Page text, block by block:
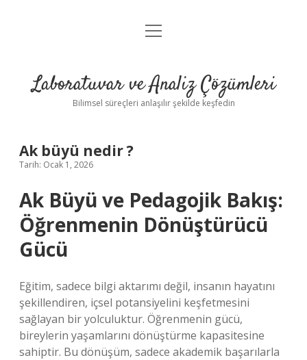
Anasayfa
Yasal Uyarı
menüyü
Laboratuvar ve Analiz Çözümleri
Bilimsel süreçleri anlaşılır şekilde keşfedin
Ak büyü nedir ?
Tarih: Ocak 1, 2026
Ak Büyü ve Pedagojik Bakış:
Öğrenmenin Dönüştürücü
Gücü
Eğitim, sadece bilgi aktarımı değil, insanın hayatını
şekillendiren, içsel potansiyelini keşfetmesini
sağlayan bir yolculuktur. Öğrenmenin gücü,
bireylerin yaşamlarını dönüştürme kapasitesine
sahiptir. Bu dönüşüm, sadece akademik başarılarla